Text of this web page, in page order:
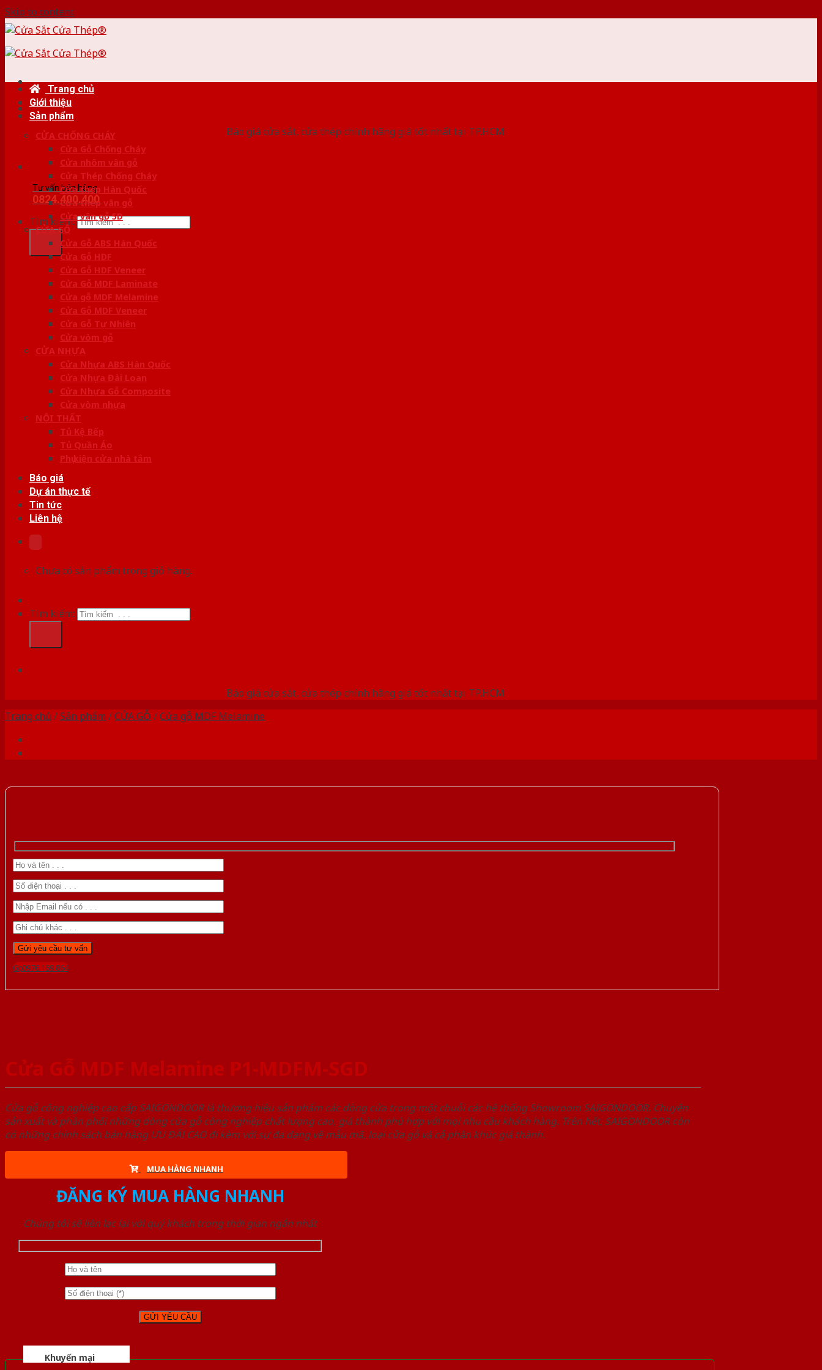
Skip to content
Báo giá cửa sắt, cửa thép chính hãng giá tốt nhất tại TP.HCM
Tư vấn bán hàng
0824.400.400
Tìm kiếm:
Trang chủ
Giới thiệu
Sản phẩm
CỬA CHỐNG CHÁY
Cửa Gỗ Chống Cháy
Cửa nhôm vân gỗ
Cửa Thép Chống Cháy
Cửa thép Hàn Quốc
Cửa thép vân gỗ
Cửa vân gỗ 5D
CỬA GỖ
Cửa Gỗ ABS Hàn Quốc
Cửa Gỗ HDF
Cửa Gỗ HDF Veneer
Cửa Gỗ MDF Laminate
Cửa gỗ MDF Melamine
Cửa Gỗ MDF Veneer
Cửa Gỗ Tự Nhiên
Cửa vòm gỗ
CỬA NHỰA
Cửa Nhựa ABS Hàn Quốc
Cửa Nhựa Đài Loan
Cửa Nhựa Gỗ Composite
Cửa vòm nhựa
NỘI THẤT
Tủ Kệ Bếp
Tủ Quần Áo
Phụ kiện cửa nhà tắm
Báo giá
Dự án thực tế
Tin tức
Liên hệ
Chưa có sản phẩm trong giỏ hàng.
Tìm kiếm:
Báo giá cửa sắt, cửa thép chính hãng giá tốt nhất tại TP.HCM
Trang chủ /Sản phẩm /CỬA GỖ /Cửa gỗ MDF Melamine
Gọi 0976.169.864
Cửa Gỗ MDF Melamine P1-MDFM-SGD
Cửa gỗ công nghiệp cao cấp SAIGONDOOR là thương hiệu sản phẩm các dòng cửa trong một chuỗi các hệ thống Showroom SAIGONDOOR. Chuyên
sản xuất và phân phối những dòng cửa gỗ công nghiệp chất lượng cao, giá thành phù hợp với mọi nhu cầu khách hàng. Trên hết, SAIGONDOOR còn
có những chính sách bán hàng ƯU ĐÃI CAO đi kèm với sự đa dạng về mẫu mã, loại cửa gỗ và cả phân khúc giá thành.
MUA HÀNG NHANH
ĐĂNG KÝ MUA HÀNG NHANH
Chúng tôi sẽ liên lạc lại với quý khách trong thời gian ngắn nhất
Khuyến mại